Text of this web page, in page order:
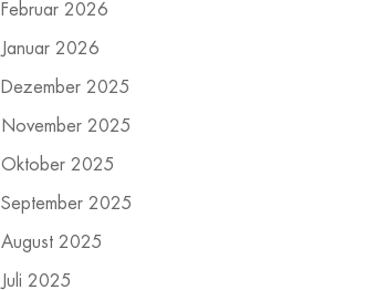
Februar 2026
Januar 2026
Dezember 2025
November 2025
Oktober 2025
September 2025
August 2025
Juli 2025